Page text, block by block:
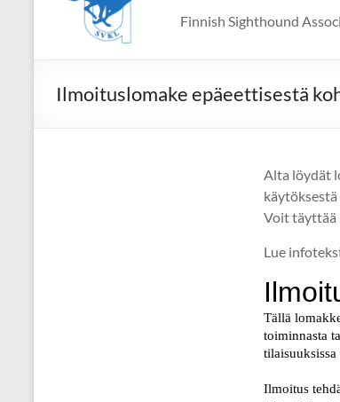
Finnish Sighthound
Ilmoituslomake epäeettisestä
Alta löydät
Voit täyttää
Lue